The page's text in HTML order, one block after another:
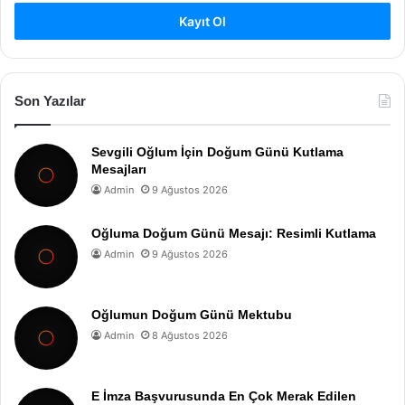
Kayıt Ol
Son Yazılar
Sevgili Oğlum İçin Doğum Günü Kutlama
Mesajları
Admin 9 Ağustos 2026
Oğluma Doğum Günü Mesajı: Resimli Kutlama
Admin 9 Ağustos 2026
Oğlumun Doğum Günü Mektubu
Admin 8 Ağustos 2026
E İmza Başvurusunda En Çok Merak Edilen